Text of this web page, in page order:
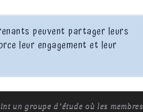
peuvent partager leurs
leur engagement et leur
un groupe d’étude où les membres